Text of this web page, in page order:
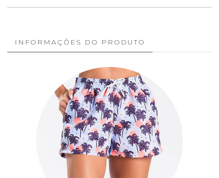
INFORMAÇÕES DO PRODUTO